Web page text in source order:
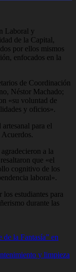
Laboral y
de la Capital,
por ellos mismos
enfocados en la
de Coordinación
Néstor Machado;
«su voluntad de
y oficios».
para el
a la
que «el
cognitivo de los
laboral».
estudiantes para
durante las
la Fantasía” en
y limpieza